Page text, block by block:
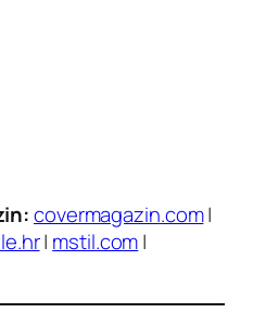
covermagazin.com|
| mstil.com|